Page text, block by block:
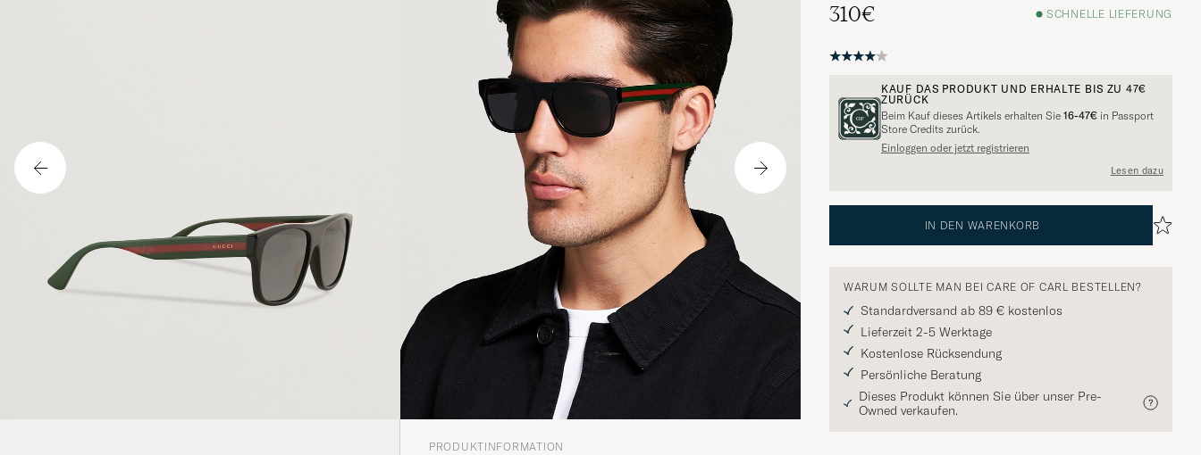
310€
SCHNELLE LIEFERUNG
KAUF DAS PRODUKT UND ERHALTE BIS ZU 47€
ZURÜCK
Beim Kauf dieses Artikels erhalten Sie 16-47€ in Passport
Store Credits zurück.
Einloggen oder jetzt registrieren
Lesen dazu
IN DEN WARENKORB
WARUM SOLLTE MAN BEI CARE OF CARL BESTELLEN?
Standardversand ab 89 € kostenlos
Lieferzeit 2-5 Werktage
Kostenlose Rücksendung
Persönliche Beratung
Dieses Produkt können Sie über unser Pre-
Owned verkaufen.
PRODUKTINFORMATION